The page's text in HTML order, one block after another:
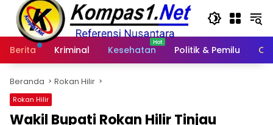
Langsung
konten
Berita
Kriminal Kesehatan Politik & Pemilu
Beranda Rokan Hilir
Rokan Hilir
Wakil Bupati Rokan Hilir Tinjau